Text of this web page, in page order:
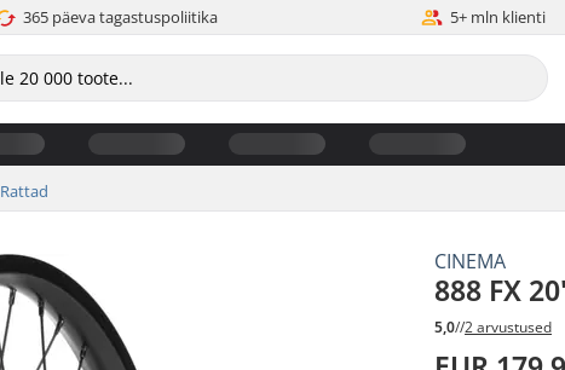
365 päeva tagastuspoliitika 5+ mln klienti
Rattad
CINEMA
888 FX
5,0//2 arvustused